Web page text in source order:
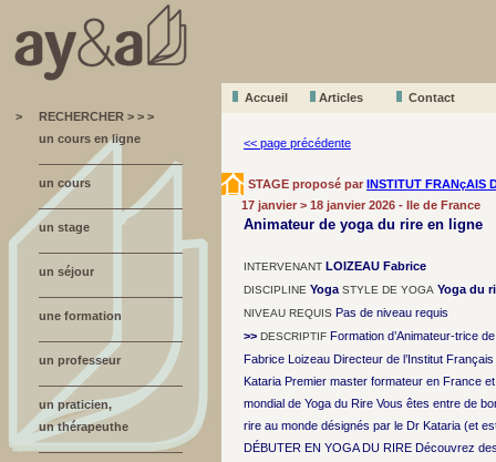
Accueil Articles
Contact
>
RECHERCHER > > >
un cours en ligne
un cours
un stage
un séjour
une formation
un professeur
un praticien,
un thérapeuthe
<< page précédente
STAGE proposé par INSTITUT FRANçAIS
17 janvier > 18 janvier 2026 - Ile de France
Animateur de yoga du rire en ligne
INTERVENANT LOIZEAU Fabrice
DISCIPLINE Yoga STYLE DE YOGA Yoga du
NIVEAU REQUIS Pas de niveau requis
>> DESCRIPTIF Formation d’Animateur-trice
Fabrice Loizeau Directeur de l’Institut
Kataria Premier master formateur en France
mondial de Yoga du Rire Vous êtes entre de
rire au monde désignés par le Dr Kataria (et
DÉBUTER EN YOGA DU RIRE Découvrez